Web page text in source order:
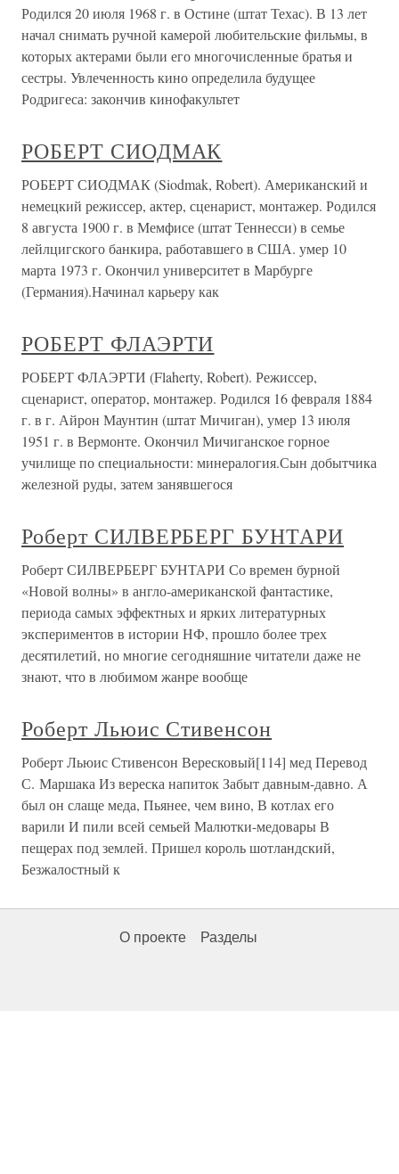
Родился 20 июля 1968 г. в Остине (штат Техас). В 13 лет
начал снимать ручной камерой любительские фильмы, в
которых актерами были его многочисленные братья и
сестры. Увлеченность кино определила будущее
Родригеса: закончив кинофакультет
РОБЕРТ СИОДМАК
РОБЕРТ СИОДМАК (Siodmak, Robert). Американский и
немецкий режиссер, актер, сценарист, монтажер. Родился
8 августа 1900 г. в Мемфисе (штат Теннесси) в семье
лейлцигского банкира, работавшего в США. умер 10
марта 1973 г. Окончил университет в Марбурге
(Германия).Начинал карьеру как
РОБЕРТ ФЛАЭРТИ
РОБЕРТ ФЛАЭРТИ (Flaherty, Robert). Режиссер,
сценарист, оператор, монтажер. Родился 16 февраля 1884
г. в г. Айрон Маунтин (штат Мичиган), умер 13 июля
1951 г. в Вермонте. Окончил Мичиганское горное
училище по специальности: минералогия.Сын добытчика
железной руды, затем занявшегося
Роберт СИЛВЕРБЕРГ БУНТАРИ
Роберт СИЛВЕРБЕРГ БУНТАРИ Со времен бурной
«Новой волны» в англо-американской фантастике,
периода самых эффектных и ярких литературных
экспериментов в истории НФ, прошло более трех
десятилетий, но многие сегодняшние читатели даже не
знают, что в любимом жанре вообще
Роберт Льюис Стивенсон
Роберт Льюис Стивенсон Вересковый[114] мед Перевод
С. Маршака Из вереска напиток Забыт давным-давно. А
был он слаще меда, Пьянее, чем вино, В котлах его
варили И пили всей семьей Малютки-медовары В
пещерах под землей. Пришел король шотландский,
Безжалостный к
О проекте Разделы